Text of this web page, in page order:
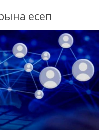
есеп